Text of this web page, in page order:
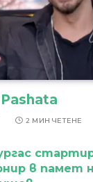
2 МИН ЧЕТЕНЕ
в памет